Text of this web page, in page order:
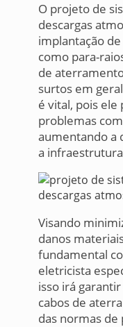
O projeto de
descargas
implantação
como para-
de
surtos em
é vital, pois ele
problemas
aumentando a
a
Visando
danos
fundamental
eletricista
isso irá
cabos de
das normas